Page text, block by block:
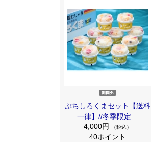
ぷちしろくまセット【送料
一律】//冬季限定…
4,000円
（税込）
40ポイント